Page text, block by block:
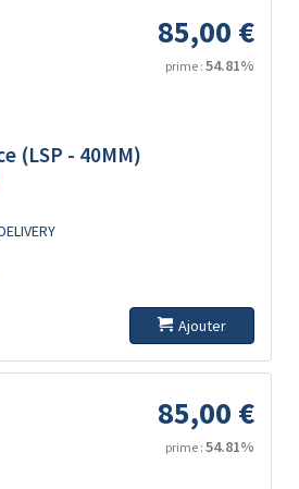
85,00 €
prime : 54.81%
(LSP - 40MM)
Ajouter
85,00 €
prime : 54.81%